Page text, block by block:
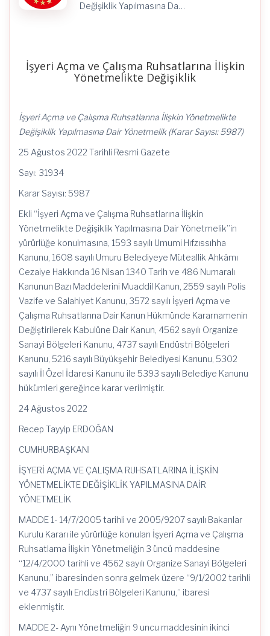
Değişiklik Yapılmasına Da…
İşyeri Açma ve Çalışma Ruhsatlarına İlişkin
Yönetmelikte Değişiklik
İşyeri Açma ve Çalışma Ruhsatlarına İlişkin Yönetmelikte
Değişiklik Yapılmasına Dair Yönetmelik (Karar Sayısı: 5987)
25 Ağustos 2022 Tarihli Resmi Gazete
Sayı: 31934
Karar Sayısı: 5987
Ekli “İşyeri Açma ve Çalışma Ruhsatlarına İlişkin
Yönetmelikte Değişiklik Yapılmasına Dair Yönetmelik”in
yürürlüğe konulmasına, 1593 sayılı Umumi Hıfzıssıhha
Kanunu, 1608 sayılı Umuru Belediyeye Müteallik Ahkâmı
Cezaiye Hakkında 16 Nisan 1340 Tarih ve 486 Numaralı
Kanunun Bazı Maddelerini Muaddil Kanun, 2559 sayılı Polis
Vazife ve Salahiyet Kanunu, 3572 sayılı İşyeri Açma ve
Çalışma Ruhsatlarına Dair Kanun Hükmünde Kararnamenin
Değiştirilerek Kabulüne Dair Kanun, 4562 sayılı Organize
Sanayi Bölgeleri Kanunu, 4737 sayılı Endüstri Bölgeleri
Kanunu, 5216 sayılı Büyükşehir Belediyesi Kanunu, 5302
sayılı İl Özel İdaresi Kanunu ile 5393 sayılı Belediye Kanunu
hükümleri gereğince karar verilmiştir.
24 Ağustos 2022
Recep Tayyip ERDOĞAN
CUMHURBAŞKANI
İŞYERİ AÇMA VE ÇALIŞMA RUHSATLARINA İLİŞKİN
YÖNETMELİKTE DEĞİŞİKLİK YAPILMASINA DAİR
YÖNETMELİK
MADDE 1- 14/7/2005 tarihli ve 2005/9207 sayılı Bakanlar
Kurulu Kararı ile yürürlüğe konulan İşyeri Açma ve Çalışma
Ruhsatlama İlişkin Yönetmeliğin 3 üncü maddesine
“12/4/2000 tarihli ve 4562 sayılı Organize Sanayi Bölgeleri
Kanunu,” ibaresinden sonra gelmek üzere “9/1/2002 tarihli
ve 4737 sayılı Endüstri Bölgeleri Kanunu,” ibaresi
eklenmiştir.
MADDE 2- Aynı Yönetmeliğin 9 uncu maddesinin ikinci